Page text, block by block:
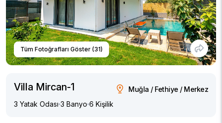
Tüm Fotoğrafları Göster (31)
Villa Mircan-1
Muğla / Fethiye / Merkez
3 Yatak Odası 3 Banyo 6 Kişilik